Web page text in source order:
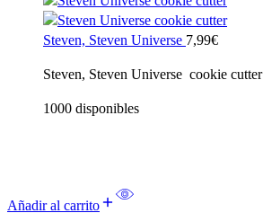
Steven, Steven Universe 7,99€
Steven, Steven Universe cookie cutter
1000 disponibles
Añadir al carrito